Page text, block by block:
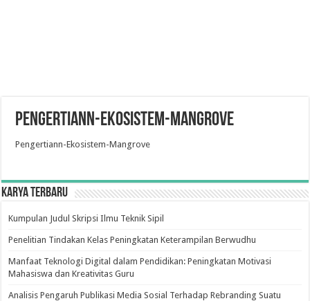
Pengertiann-Ekosistem-Mangrove
Pengertiann-Ekosistem-Mangrove
Karya Terbaru
Kumpulan Judul Skripsi Ilmu Teknik Sipil
Penelitian Tindakan Kelas Peningkatan Keterampilan Berwudhu
Manfaat Teknologi Digital dalam Pendidikan: Peningkatan Motivasi
Mahasiswa dan Kreativitas Guru
Analisis Pengaruh Publikasi Media Sosial Terhadap Rebranding Suatu